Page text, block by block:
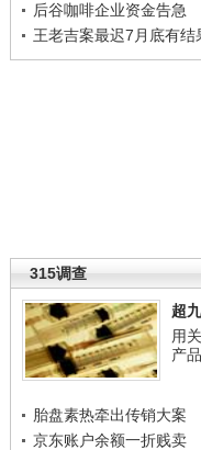
后谷咖啡企业资金告急
王老吉案最迟7月底有结
315调查
超
用
产
胎盘素热牵出传销大案
京东账户余额一折贱卖